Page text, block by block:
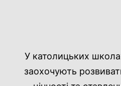
У католицьких
заохочують